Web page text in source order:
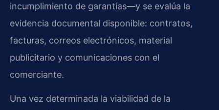
incumplimiento de garantías—y se evalúa la
evidencia documental disponible: contratos,
facturas, correos electrónicos, material
publicitario y comunicaciones con el
comerciante.
Una vez determinada la viabilidad de la